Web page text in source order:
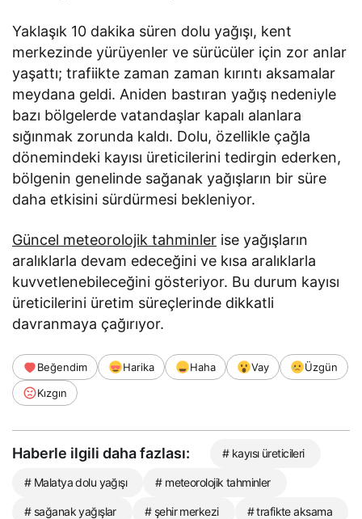
Yaklaşık 10 dakika süren dolu yağışı, kent
merkezinde yürüyenler ve sürücüler için zor anlar
yaşattı; trafiikte zaman zaman kırıntı aksamalar
meydana geldi. Aniden bastıran yağış nedeniyle
bazı bölgelerde vatandaşlar kapalı alanlara
sığınmak zorunda kaldı. Dolu, özellikle çağla
dönemindeki kayısı üreticilerini tedirgin ederken,
bölgenin genelinde sağanak yağışların bir süre
daha etkisini sürdürmesi bekleniyor.
Güncel meteorolojik tahminler ise yağışların
aralıklarla devam edeceğini ve kısa aralıklarla
kuvvetlenebileceğini gösteriyor. Bu durum kayısı
üreticilerini üretim süreçlerinde dikkatli
davranmaya çağırıyor.
Beğendim Harika Haha Vay
Üzgün
Kızgın
Haberle ilgili daha fazlası: # kayısı üreticileri
# Malatya dolu yağışı # meteorolojik tahminler
# sağanak yağışlar # şehir merkezi # trafikte aksama